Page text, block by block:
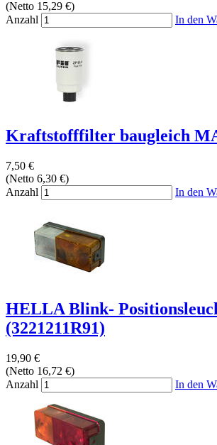
(Netto 15,29 €)
Anzahl
In den
Kraftstofffilter baugleich
7,50 €
(Netto 6,30 €)
Anzahl
In den
HELLA Blink-
(3221211R91)
19,90 €
(Netto 16,72 €)
Anzahl
In den